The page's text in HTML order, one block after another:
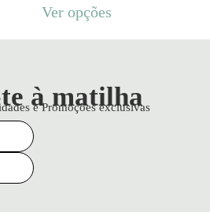
Ver opções
à matilha
e Promoções exclusivas